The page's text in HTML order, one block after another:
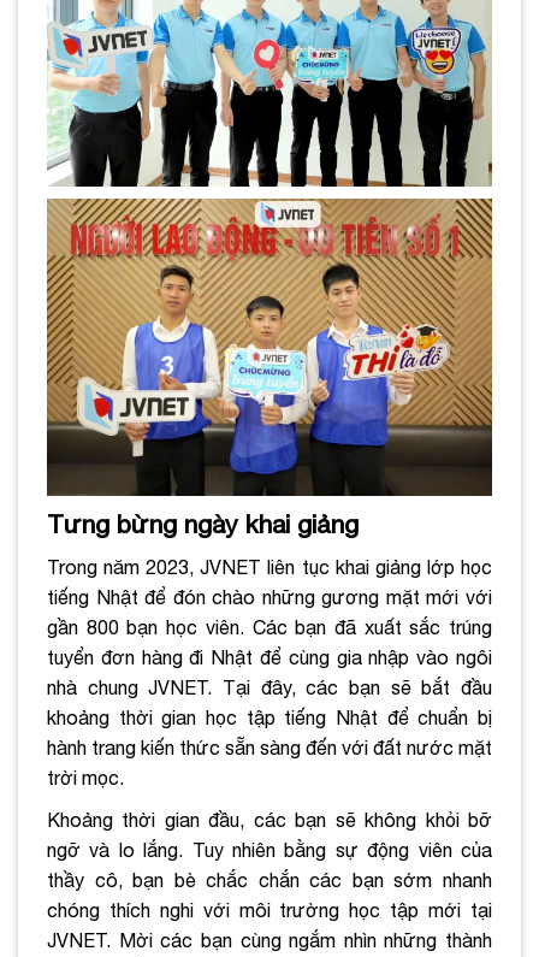
Tưng bừng ngày khai giảng
Trong năm 2023, JVNET liên tục khai giảng lớp học
tiếng Nhật để đón chào những gương mặt mới với
gần 800 bạn học viên. Các bạn đã xuất sắc trúng
tuyển đơn hàng đi Nhật để cùng gia nhập vào ngôi
nhà chung JVNET. Tại đây, các bạn sẽ bắt đầu
khoảng thời gian học tập tiếng Nhật để chuẩn bị
hành trang kiến thức sẵn sàng đến với đất nước mặt
trời mọc.
Khoảng thời gian đầu, các bạn sẽ không khỏi bỡ
ngỡ và lo lắng. Tuy nhiên bằng sự động viên của
thầy cô, bạn bè chắc chắn các bạn sớm nhanh
chóng thích nghi với môi trường học tập mới tại
JVNET. Mời các bạn cùng ngắm nhìn những thành